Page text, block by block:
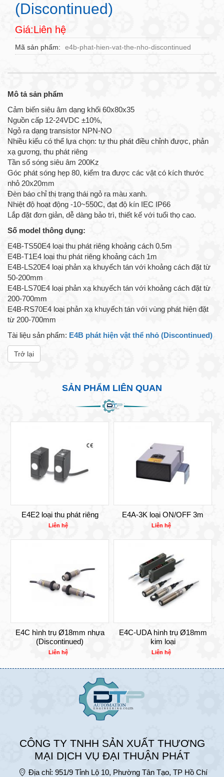
(Discontinued)
Giá:Liên hệ
Mã sản phẩm e4b-phat-hien-vat-the-nho-discontinued
Mô tả sản phẩm
Cảm biến siêu âm dạng khối 60x80x35
Nguồn cấp 12-24VDC ±10%,
Ngỏ ra dạng transistor NPN-NO
Nhiều kiểu có thể lựa chọn: tự thu phát điều chỉnh được, phản
xạ gương, thu phát riêng
Tần số sóng siêu âm 200Kz
Góc phát sóng hẹp 80, kiểm tra được các vật có kích thước
nhỏ 20x20mm
Đèn báo chỉ thị trạng thái ngỏ ra màu xanh.
Nhiệt độ hoạt động -10~550C, đạt độ kín IEC IP66
Lắp đặt đơn giản, dễ dàng bảo trì, thiết kế với tuổi thọ cao.
Số model thông dụng:
E4B-TS50E4 loại thu phát riêng khoảng cách 0.5m
E4B-T1E4 loại thu phát riêng khoảng cách 1m
E4B-LS20E4 loại phản xạ khuyếch tán với khoảng cách đặt từ
50-200mm
E4B-LS70E4 loại phản xạ khuyếch tán với khoảng cách đặt từ
200-700mm
E4B-RS70E4 loại phản xạ khuyếch tán với vùng phát hiện đặt
từ 200-700mm
Tài liệu sản phẩm: E4B phát hiện vật thể nhỏ (Discontinued)
Trở lại
SẢN PHẨM LIÊN QUAN
E4E2 loại thu phát riêng
Liên hệ
E4A-3K loại ON/OFF 3m
Liên hệ
E4C hình trụ Ø18mm nhựa
(Discontinued)
Liên hệ
E4C-UDA hình trụ Ø18mm
kim loại
Liên hệ
CÔNG TY TNHH SẢN XUẤT THƯƠNG
MẠI DỊCH VỤ ĐẠI THUẬN PHÁT
Địa chỉ: 951/9 Tỉnh Lộ 10, Phường Tân Tạo, TP Hồ Chí